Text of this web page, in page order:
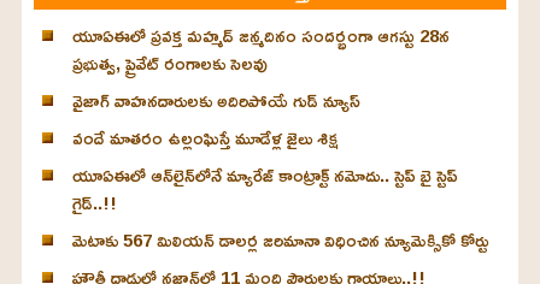
యూఏఈలో ప్రవక్త మహ్మద్ జన్మదినం సందర్భంగా ఆగస్టు 28న
ప్రభుత్వ, ప్రైవేట్ రంగాలకు సెలవు
వైజాగ్ వాహనదారులకు అదిరిపోయే గుడ్ న్యూస్
వందే మాతరం ఉల్లంఘిస్తే మూడేళ్ల జైలు శిక్ష
యూఏఈలో ఆన్‌లైన్‌లోనే మ్యారేజ్ కాంట్రాక్ట్ నమోదు.. స్టెప్ బై స్టెప్
గైడ్..!!
మెటాకు 567 మిలియన్ డాలర్ల జరిమానా విధించిన న్యూమెక్సికో కోర్టు